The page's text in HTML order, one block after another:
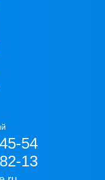
54
13